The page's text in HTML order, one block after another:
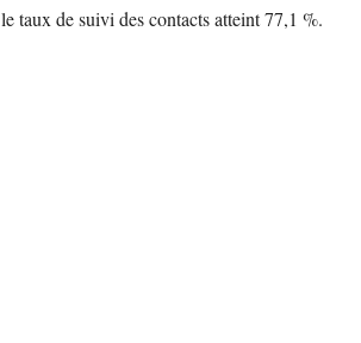
taux de suivi des contacts atteint 77,1 %.